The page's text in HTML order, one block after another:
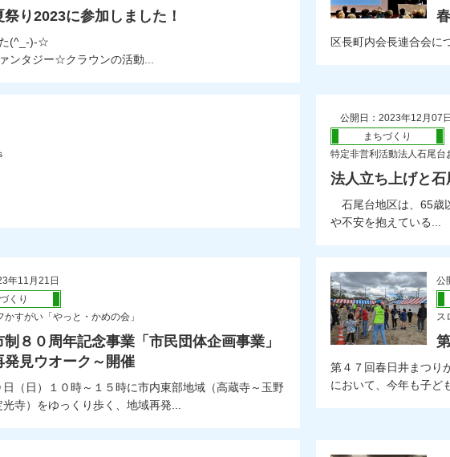
り2023に参加しました！
た(^_-)-☆
ンタジー☆クラウンの活動...
区長町内会長連合会に
公開日：2023年12月07日
まちづくり
特定非営利活動法人石尾
法人立ち上げと
石尾台地区は、65歳
や不安を抱えている...
年11月21日
くり
かすがい「やっと・かめの会」
８０周年記念事業「市民団体企画事業」
発見ウオーク～開催
日（日）１０時～１５時に市内東部地域（高蔵寺～玉野
光寺）をゆっくり歩く、地域再発...
公
ス
第４７回春日井まつり
において、今年も子ど